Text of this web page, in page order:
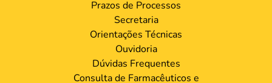
Prazos de Processos
Secretaria
Orientações Técnicas
Ouvidoria
Dúvidas Frequentes
Consulta de Farmacêuticos e